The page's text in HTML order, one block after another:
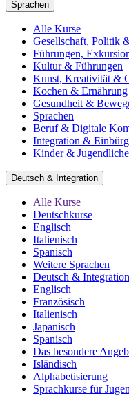
Sprachen
Alle Kurse
Gesellschaft, Politik
Führungen,
Kultur & Führungen
Kunst, Kreativität &
Kochen & Ernährung
Gesundheit &
Sprachen
Beruf & Digitale
Integration &
Kinder & Jugendliche
Deutsch & Integration
Alle Kurse
Deutschkurse
Englisch
Italienisch
Spanisch
Weitere Sprachen
Deutsch & Integration
Englisch
Französisch
Italienisch
Japanisch
Spanisch
Das besondere
Isländisch
Alphabetisierung
Sprachkurse für